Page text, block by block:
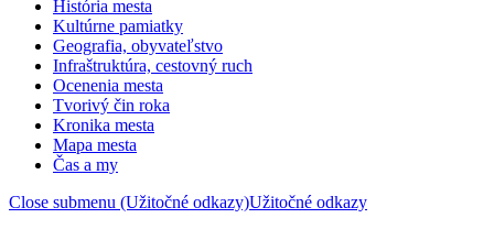
História mesta
Kultúrne pamiatky
Geografia, obyvateľstvo
Infraštruktúra, cestovný ruch
Ocenenia mesta
Tvorivý čin roka
Kronika mesta
Mapa mesta
Čas a my
Close submenu (Užitočné odkazy)Užitočné odkazy